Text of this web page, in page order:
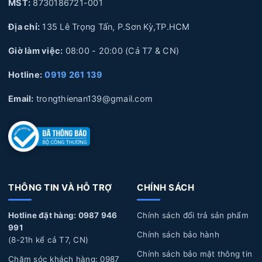
chuyên sâu về Laptop
1. Nguyên nhân và dấu hiệu nhận biết Pin Laptop
HP bị hư hỏng
Nguyên nhân làm Pin Laptop HP bị hư hỏng
Sử dụng không đúng cách:
liên tục trong thời gian dài, không xả pin, pin bị phù
lên, Pin để lâu không sử dụng trong thời gian dài, làm
Tuổi thọ Pin:Laptop của bạn đã sử dụng một thời
gian dài, pin sẽ trải qua quá trình hao mòn tự nhiên dẫn
đến năng lượng giảm dần, hoặc pin bị biến dạng làm ảnh
hưởng đến linh kiện bên trong laptop và phần vỏ của
máy.
MST: 8730186721-001
Địa chỉ: 135 Lê Trọng Tấn, P.Sơn Kỳ,TP.HCM
Giờ làm việc: 08:00 - 20:00 (Cả T7 & CN)
Hotline: 0919 261 139
Email: trongthienan139@gmail.com
THÔNG TIN VÀ HỖ TRỢ
Hotline đặt hàng: 0987 946
991
(8-21h kể cả T7, CN)
Chăm sóc khách hàng: 0987
CHÍNH SÁCH
Chính sách đổi trả sản phẩm
Chính sách bảo hành
Chính sách bảo mật thông tin